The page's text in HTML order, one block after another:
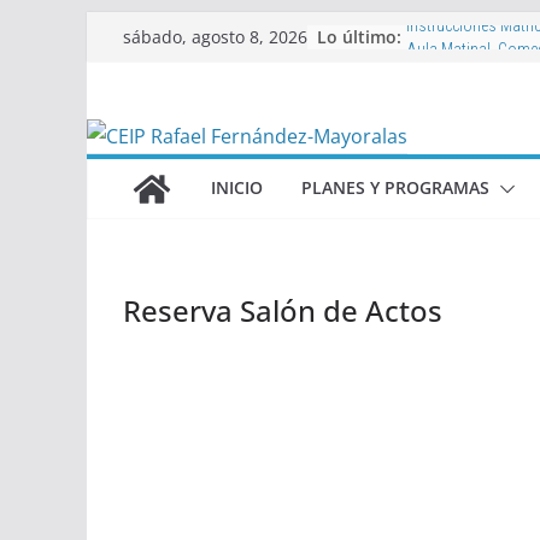
Saltarsábado, agosto 8, 2026 Lo último: Instrucciones
2026-2027
Actividades
INICIO PLANES Y PROGRAMAS
Reserva Salón de Actos